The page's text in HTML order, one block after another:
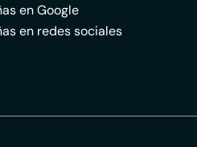
en Google
en redes sociales